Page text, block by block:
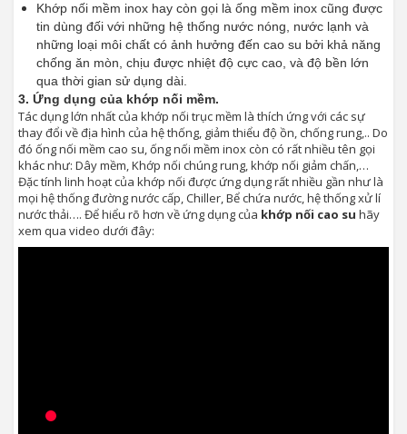
Khớp nối mềm inox hay còn gọi là ống mềm inox cũng được
tin dùng đối với những hệ thống nước nóng, nước lạnh và
những loại môi chất có ảnh hưởng đến cao su bởi khả năng
chống ăn mòn, chịu được nhiệt độ cực cao, và độ bền lớn
qua thời gian sử dụng dài.
3. Ứng dụng của khớp nối mềm.
Tác dụng lớn nhất của khớp nối trục mềm là thích ứng với các sự
thay đổi về địa hình của hệ thống, giảm thiểu độ ồn, chống rung,.. Do
đó ống nối mềm cao su, ống nối mềm inox còn có rất nhiều tên gọi
khác như: Dây mềm, Khớp nối chúng rung, khớp nối giảm chấn,…
Đặc tính linh hoạt của khớp nối được ứng dụng rất nhiều gần như là
mọi hệ thống đường nước cấp, Chiller, Bể chứa nước, hệ thống xử lí
nước thải…. Để hiểu rõ hơn về ứng dụng của khớp nối cao su hãy
xem qua video dưới đây: